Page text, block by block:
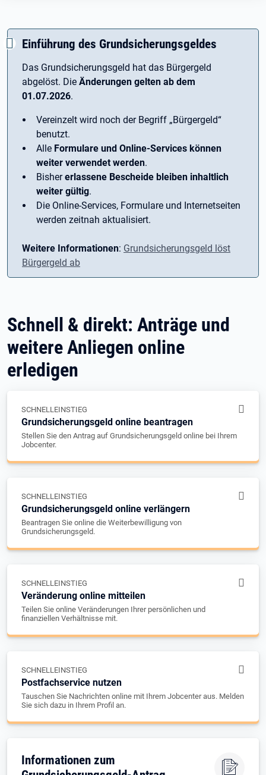
Einführung des Grundsicherungsgeldes
Das Grundsicherungsgeld hat das Bürgergeld
abgelöst. Die Änderungen gelten ab dem
01.07.2026.
Vereinzelt wird noch der Begriff ­„Bürgergeld“
benutzt.
Alle Formulare und Online-Services können
weiter verwendet werden.
Bishererlassene Bescheide bleiben inhaltlich
weiter gültig.
Die Online-Services, Formulare und Internetseiten
werden zeitnah aktualisiert.
Weitere Informationen: Grundsicherungsgeld löst
Bürgergeld ab
Schnell & direkt: Anträge und
weitere Anliegen online
erledigen
SCHNELLEINSTIEG
Grundsicherungsgeld online beantragen
Stellen Sie den Antrag auf Grundsicherungsgeld online bei Ihrem
Jobcenter.
SCHNELLEINSTIEG
Grundsicherungsgeld online verlängern
Beantragen Sie online die Weiterbewilligung von
Grundsicherungsgeld.
SCHNELLEINSTIEG
Veränderung online mitteilen
Teilen Sie online Veränderungen Ihrer persönlichen und
finanziellen Verhältnisse mit.
SCHNELLEINSTIEG
Postfachservice nutzen
Tauschen Sie Nachrichten online mit Ihrem Jobcenter aus. Melden
Sie sich dazu in Ihrem Profil an.
Informationen zum